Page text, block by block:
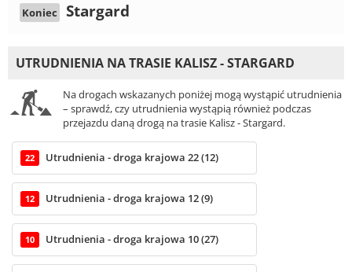
Koniec Stargard
UTRUDNIENIA NA TRASIE KALISZ - STARGARD
Na drogach wskazanych poniżej mogą wystąpić utrudnienia
– sprawdź, czy utrudnienia wystąpią również podczas
przejazdu daną drogą na trasie Kalisz - Stargard.
22 Utrudnienia - droga krajowa 22 (12)
12 Utrudnienia - droga krajowa 12 (9)
10 Utrudnienia - droga krajowa 10 (27)